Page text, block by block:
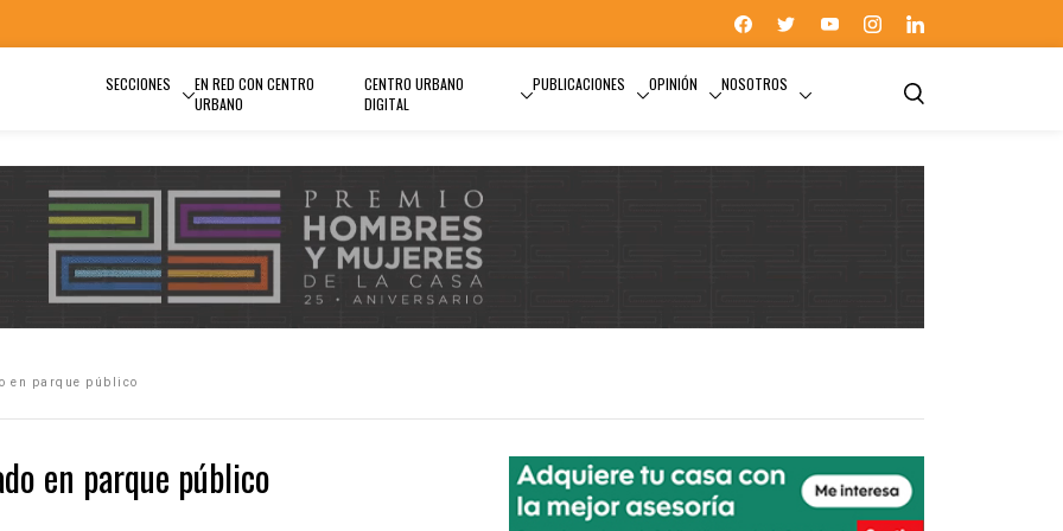
SECCIONES
EN RED CON CENTRO
URBANO
CENTRO URBANO
DIGITAL
PUBLICACIONES OPINIÓN NOSOTROS
en parque público
en parque público